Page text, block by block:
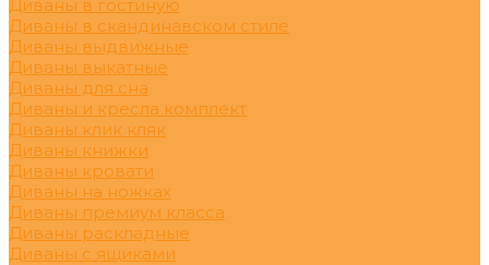
Диваны в гостиную
Диваны в скандинавском стиле
Диваны выдвижные
Диваны выкатные
Диваны для сна
Диваны и кресла комплект
Диваны клик кляк
Диваны книжки
Диваны кровати
Диваны на ножках
Диваны премиум класса
Диваны раскладные
Диваны с ящиками